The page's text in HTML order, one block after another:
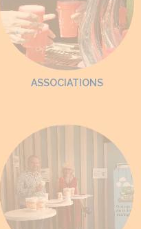
ASSOCIATIONS